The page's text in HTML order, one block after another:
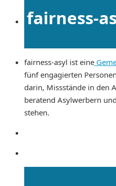
fairness-
fairness-asyl ist eine
fünf engagierten
darin, Missstände in den
beratend Asylwerbern
stehen.